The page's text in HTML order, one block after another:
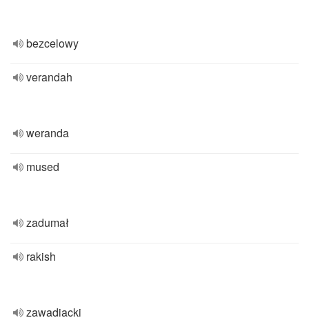
bezcelowy
verandah
weranda
mused
zadumał
rakish
zawadiacki